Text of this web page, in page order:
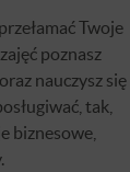
Twoje
poznasz
nauczysz się
tak,
biznesowe,